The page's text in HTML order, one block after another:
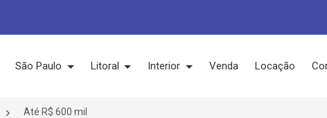
São Paulo Litoral Interior Venda Locação
Até R$ 600 mil